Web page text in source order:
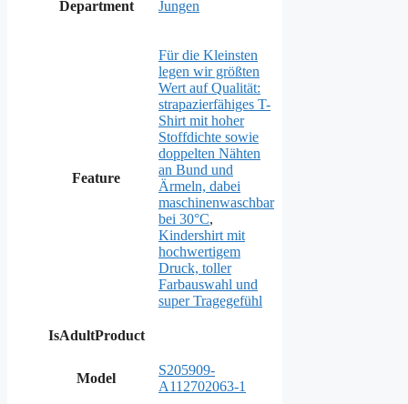
Department Jungen
Feature
Für die Kleinsten
legen wir größten
Wert auf Qualität:
strapazierfähiges T-
Shirt mit hoher
Stoffdichte sowie
doppelten Nähten
an Bund und
Ärmeln, dabei
maschinenwaschbar
bei 30°C,
Kindershirt mit
hochwertigem
Druck, toller
Farbauswahl und
super Tragegefühl
IsAdultProduct
Model
S205909-
A112702063-1